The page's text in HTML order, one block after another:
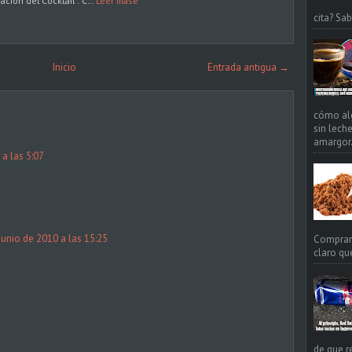
Entrada antigua →
Inicio
las 5:07
de 2010 a las 15:25
cita?
cómo
sin
claro